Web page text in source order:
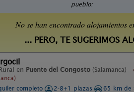
pueblo:
No se han encontrado alojamientos
... PERO, TE SUGERIMOS
en Puente del Congosto (Salamanca)
completo 2-8+1 plazas
65 km de